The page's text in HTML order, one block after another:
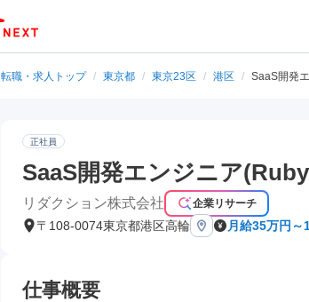
転職・求人トップ / 東京都 / 東京23区 / 港区 / SaaS開発
正社員
SaaS開発エンジニア
リダクション株式会社 企業リサーチ
〒108-0074東京都港区高輪 月給35万円～
仕事概要